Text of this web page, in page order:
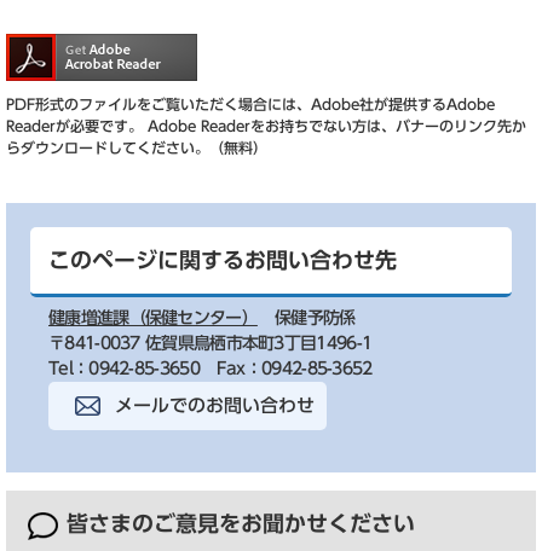
PDF形式のファイルをご覧いただく場合には、Adobe社が提供するAdobe
Readerが必要です。
Adobe Readerをお持ちでない方は、バナーのリンク先か
らダウンロードしてください。（無料）
このページに関するお問い合わせ先
健康増進課（保健センター）
保健予防係
〒841-0037 佐賀県鳥栖市本町3丁目1496-1
Tel：0942-85-3650
Fax：0942-85-3652
メールでのお問い合わせ
皆さまのご意見をお聞かせください